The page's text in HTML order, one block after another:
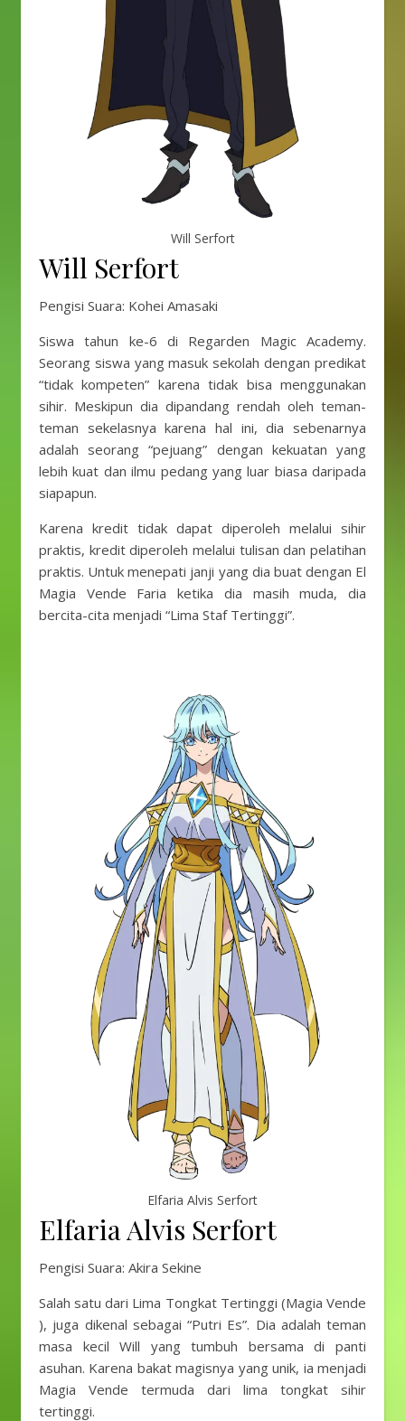
Will Serfort
Will Serfort
Pengisi Suara: Kohei Amasaki
Siswa tahun ke-6 di Regarden Magic Academy.
Seorang siswa yang masuk sekolah dengan predikat
“tidak kompeten” karena tidak bisa menggunakan
sihir. Meskipun dia dipandang rendah oleh teman-
teman sekelasnya karena hal ini, dia sebenarnya
adalah seorang “pejuang” dengan kekuatan yang
lebih kuat dan ilmu pedang yang luar biasa daripada
siapapun.
Karena kredit tidak dapat diperoleh melalui sihir
praktis, kredit diperoleh melalui tulisan dan pelatihan
praktis. Untuk menepati janji yang dia buat dengan El
Magia Vende Faria ketika dia masih muda, dia
bercita-cita menjadi “Lima Staf Tertinggi”.
Elfaria Alvis Serfort
Elfaria Alvis Serfort
Pengisi Suara: Akira Sekine
Salah satu dari Lima Tongkat Tertinggi (Magia Vende
), juga dikenal sebagai “Putri Es”. Dia adalah teman
masa kecil Will yang tumbuh bersama di panti
asuhan. Karena bakat magisnya yang unik, ia menjadi
Magia Vende termuda dari lima tongkat sihir
tertinggi.